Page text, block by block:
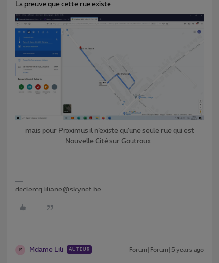
La preuve que cette rue existe
mais pour Proximus il n’existe qu’une seule rue qui est
Nouvelle Cité sur Goutroux !
declercq.liliane@skynet.be
M Mdame Lili AUTEUR Forum|Forum|5 years ago